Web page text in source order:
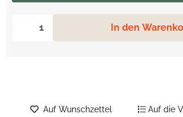
In den
Auf Wunschzettel Auf die